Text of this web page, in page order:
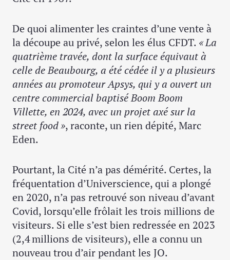
De quoi alimenter les craintes d’une vente à
la découpe au privé, selon les élus CFDT. « La
quatrième travée, dont la surface équivaut à
celle de Beaubourg, a été cédée il y a plusieurs
années au promoteur Apsys, qui y a ouvert un
centre commercial baptisé Boom Boom
Villette, en 2024, avec un projet axé sur la
street food », raconte, un rien dépité, Marc
Eden.
Pourtant, la Cité n’a pas démérité. Certes, la
fréquentation d’Universcience, qui a plongé
en 2020, n’a pas retrouvé son niveau d’avant
Covid, lorsqu’elle frôlait les trois millions de
visiteurs. Si elle s’est bien redressée en 2023
(2,4 millions de visiteurs), elle a connu un
nouveau trou d’air pendant les JO.